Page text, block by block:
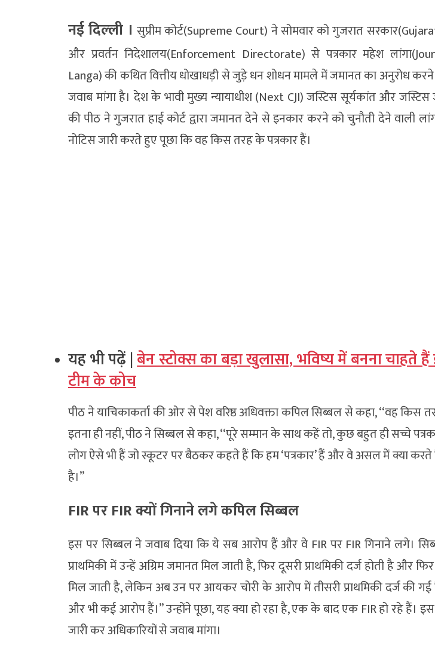
नई दिल्‍ली । सुप्रीम कोर्ट(Supreme Court) ने सोमवार को गुजरात
और प्रवर्तन निदेशालय(Enforcement Directorate) से पत्रकार महेश
Langa) की कथित वित्तीय धोखाधड़ी से जुड़े धन शोधन मामले में जमानत का अनुरोध करने
जवाब मांगा है। देश के भावी मुख्य न्यायाधीश (Next CJI) जस्टिस सूर्यकांत और जस्टिस
की पीठ ने गुजरात हाई कोर्ट द्वारा जमानत देने से इनकार करने को चुनौती देने वाली
नोटिस जारी करते हुए पूछा कि वह किस तरह के पत्रकार हैं।
यह भी पढ़ें |बेन स्टोक्स का बड़ा खुलासा, भविष्य में बनना चाहते
टीम के कोच
पीठ ने याचिकाकर्ता की ओर से पेश वरिष्ठ अधिवक्ता कपिल सिब्बल से कहा, ‘‘वह किस
इतना ही नहीं, पीठ ने सिब्बल से कहा, ‘‘पूरे सम्मान के साथ कहें तो, कुछ बहुत ही सच्चे
लोग ऐसे भी हैं जो स्कूटर पर बैठकर कहते हैं कि हम ‘पत्रकार’ हैं और वे असल में क्या
है।’’
FIR पर FIR क्यों गिनाने लगे कपिल सिब्बल
इस पर सिब्बल ने जवाब दिया कि ये सब आरोप हैं और वे FIR पर FIR गिनाने लगे।
प्राथमिकी में उन्हें अग्रिम जमानत मिल जाती है, फिर दूसरी प्राथमिकी दर्ज होती है और
मिल जाती है, लेकिन अब उन पर आयकर चोरी के आरोप में तीसरी प्राथमिकी दर्ज की
और भी कई आरोप हैं।’’ उन्होंने पूछा, यह क्या हो रहा है, एक के बाद एक FIR हो रहे हैं।
जारी कर अधिकारियों से जवाब मांगा।